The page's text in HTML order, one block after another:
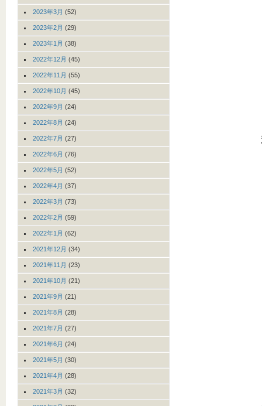
2023年3月 (52)
2023年2月 (29)
2023年1月 (38)
2022年12月 (45)
2022年11月 (55)
2022年10月 (45)
2022年9月 (24)
2022年8月 (24)
2022年7月 (27)
2022年6月 (76)
2022年5月 (52)
2022年4月 (37)
2022年3月 (73)
2022年2月 (59)
2022年1月 (62)
2021年12月 (34)
2021年11月 (23)
2021年10月 (21)
2021年9月 (21)
2021年8月 (28)
2021年7月 (27)
2021年6月 (24)
2021年5月 (30)
2021年4月 (28)
2021年3月 (32)